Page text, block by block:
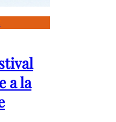
a la